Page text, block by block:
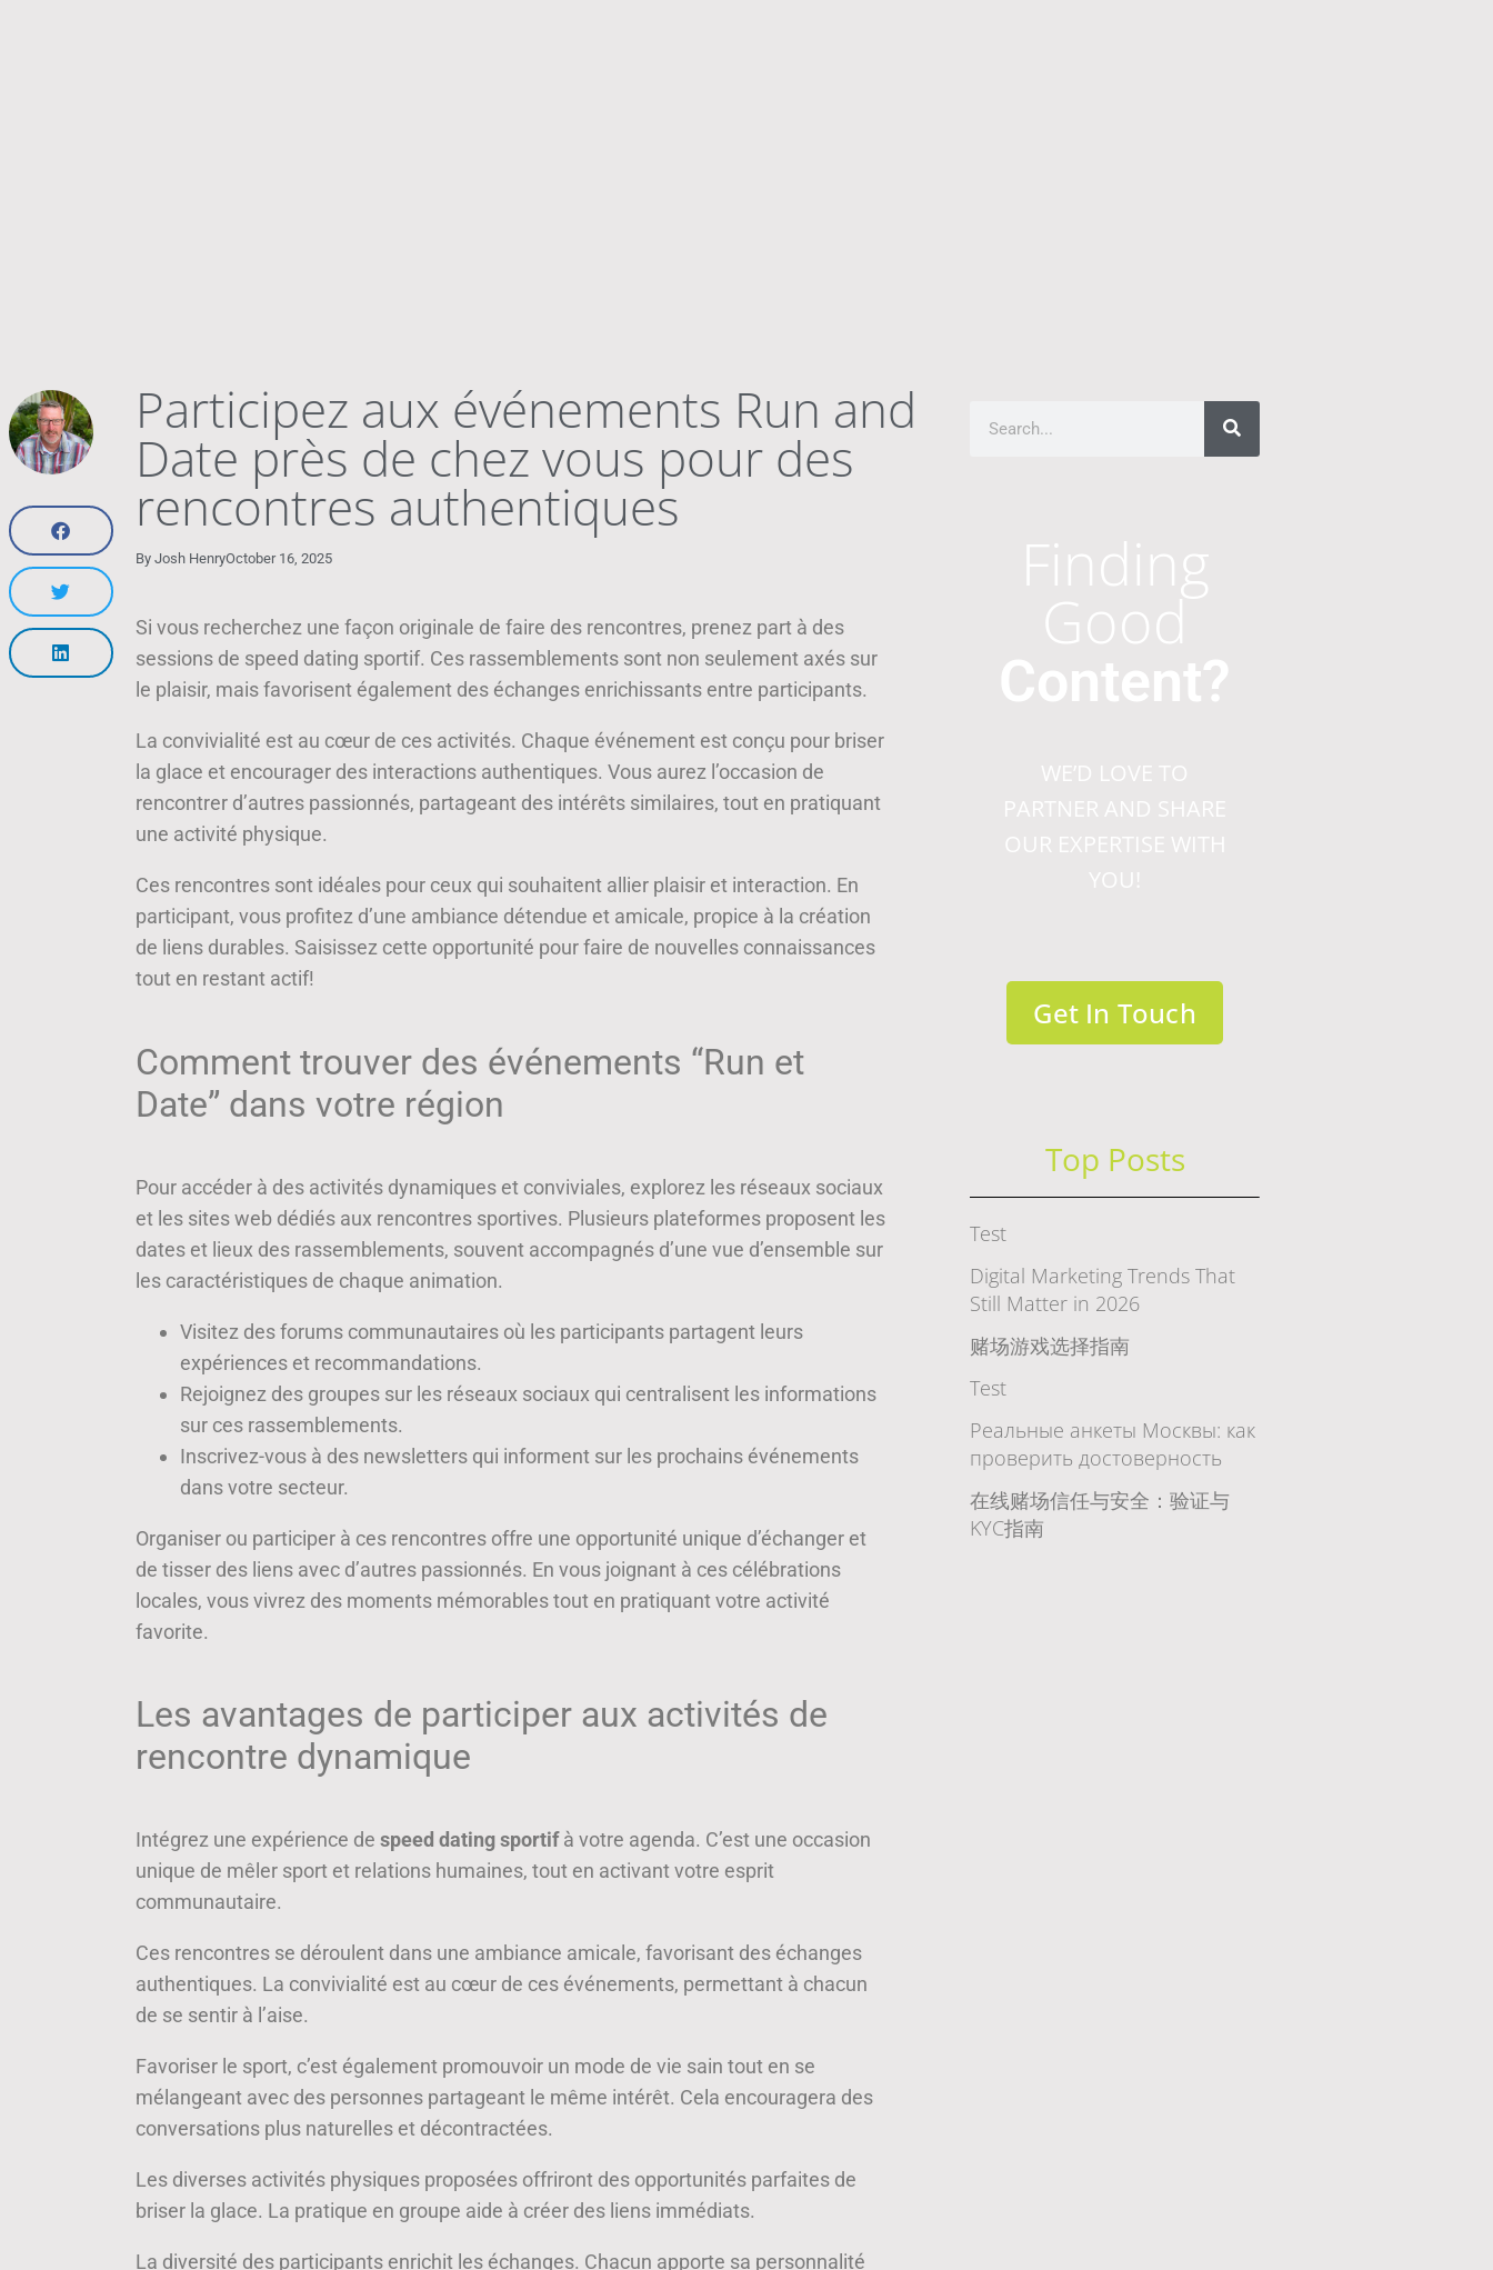
Participez aux événements Run and
Date près de chez vous pour des
rencontres authentiques
By Josh HenryOctober 16, 2025
Si vous recherchez une façon originale de faire des rencontres, prenez part à des
sessions de speed dating sportif. Ces rassemblements sont non seulement axés sur
le plaisir, mais favorisent également des échanges enrichissants entre participants.
La convivialité est au cœur de ces activités. Chaque événement est conçu pour briser
la glace et encourager des interactions authentiques. Vous aurez l’occasion de
rencontrer d’autres passionnés, partageant des intérêts similaires, tout en pratiquant
une activité physique.
Ces rencontres sont idéales pour ceux qui souhaitent allier plaisir et interaction. En
participant, vous profitez d’une ambiance détendue et amicale, propice à la création
de liens durables. Saisissez cette opportunité pour faire de nouvelles connaissances
tout en restant actif!
Comment trouver des événements “Run et
Date” dans votre région
Pour accéder à des activités dynamiques et conviviales, explorez les réseaux sociaux
et les sites web dédiés aux rencontres sportives. Plusieurs plateformes proposent les
dates et lieux des rassemblements, souvent accompagnés d’une vue d’ensemble sur
les caractéristiques de chaque animation.
Visitez des forums communautaires où les participants partagent leurs
expériences et recommandations.
Rejoignez des groupes sur les réseaux sociaux qui centralisent les informations
sur ces rassemblements.
Inscrivez-vous à des newsletters qui informent sur les prochains événements
dans votre secteur.
Organiser ou participer à ces rencontres offre une opportunité unique d’échanger et
de tisser des liens avec d’autres passionnés. En vous joignant à ces célébrations
locales, vous vivrez des moments mémorables tout en pratiquant votre activité
favorite.
Les avantages de participer aux activités de
rencontre dynamique
Intégrez une expérience de speed dating sportifà votre agenda. C’est une occasion
unique de mêler sport et relations humaines, tout en activant votre esprit
communautaire.
Ces rencontres se déroulent dans une ambiance amicale, favorisant des échanges
authentiques. La convivialité est au cœur de ces événements, permettant à chacun
de se sentir à l’aise.
Favoriser le sport, c’est également promouvoir un mode de vie sain tout en se
mélangeant avec des personnes partageant le même intérêt. Cela encouragera des
conversations plus naturelles et décontractées.
Les diverses activités physiques proposées offriront des opportunités parfaites de
briser la glace. La pratique en groupe aide à créer des liens immédiats.
La diversité des participants enrichit les échanges. Chacun apporte sa personnalité
Get In Touch
Top Posts
Test
Digital Marketing Trends That
Still Matter in 2026
赌场游戏选择指南
Test
Реальные анкеты Москвы: как
проверить достоверность
在线赌场信任与安全：验证与
KYC指南